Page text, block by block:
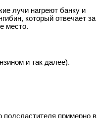
лучи нагреют банку и
который отвечает за
место.
и так далее).
примерно в